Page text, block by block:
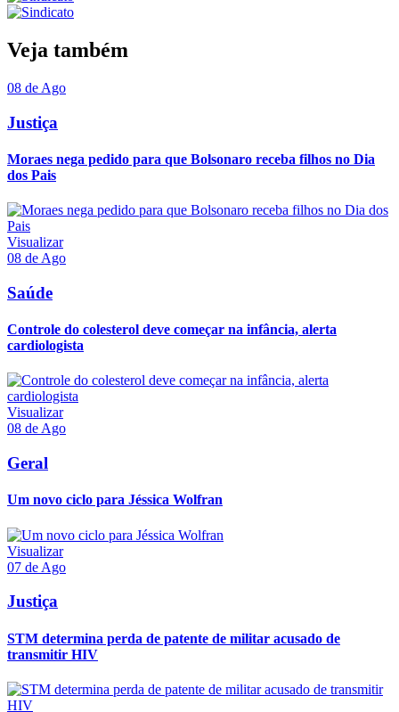
Veja também
08 de Ago
Justiça
Moraes nega pedido para que Bolsonaro receba filhos no Dia
dos Pais
Visualizar
08 de Ago
Saúde
Controle do colesterol deve começar na infância, alerta
cardiologista
Visualizar
08 de Ago
Geral
Um novo ciclo para Jéssica Wolfran
Visualizar
07 de Ago
Justiça
STM determina perda de patente de militar acusado de
transmitir HIV